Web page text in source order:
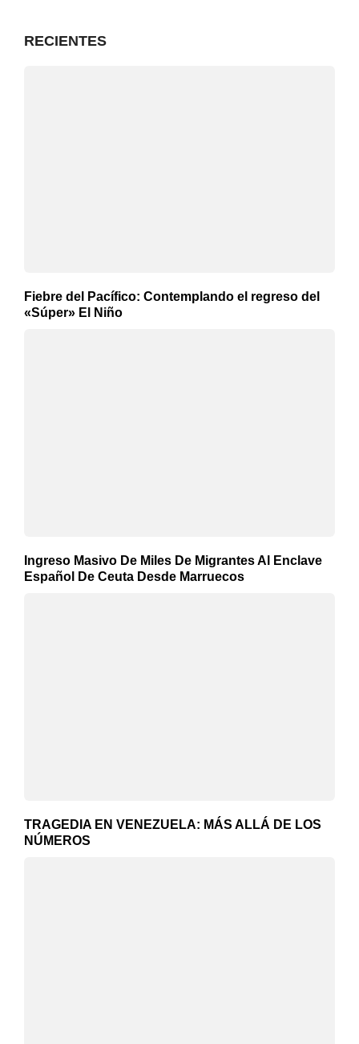
RECIENTES
Fiebre del Pacífico: Contemplando el regreso del
«Súper» El Niño
Ingreso Masivo De Miles De Migrantes Al Enclave
Español De Ceuta Desde Marruecos
TRAGEDIA EN VENEZUELA: MÁS ALLÁ DE LOS
NÚMEROS